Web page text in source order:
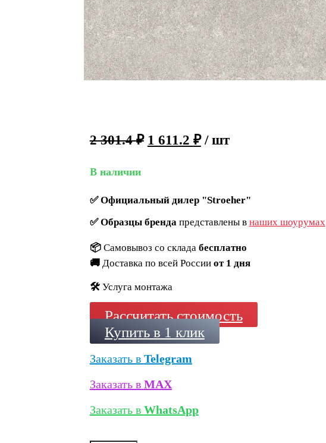
2 301.4₽ 1 611.2 ₽ / шт
В наличии
✅Официальный дилер "Stroeher"
✅Образцы брендапредставлены в наших шоурумах
📦 Самовывоз со склада бесплатно
🚚 Доставка по всей России от 1 дня
🛠️ Услуга монтажа
Рассчитать стоимость
Купить в 1 клик
Заказать в Telegram
Заказать в MAX
Заказать в WhatsApp